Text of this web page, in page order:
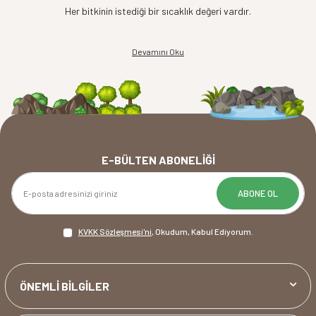
Her bitkinin istediği bir sıcaklık değeri vardır.
Devamını Oku
E-BÜLTEN ABONELIĞI
ABONE OL
KVKK Sözleşmesi'ni, Okudum, Kabul Ediyorum.
ÖNEMLİ BİLGİLER